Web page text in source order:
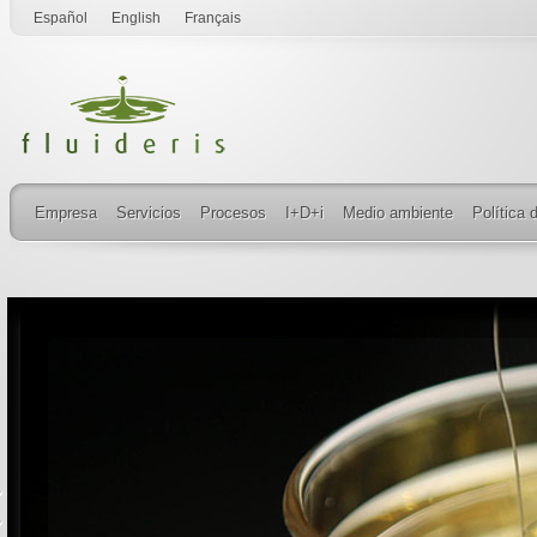
Español English Français
Empresa Servicios Procesos I+D+i Medio ambiente Política